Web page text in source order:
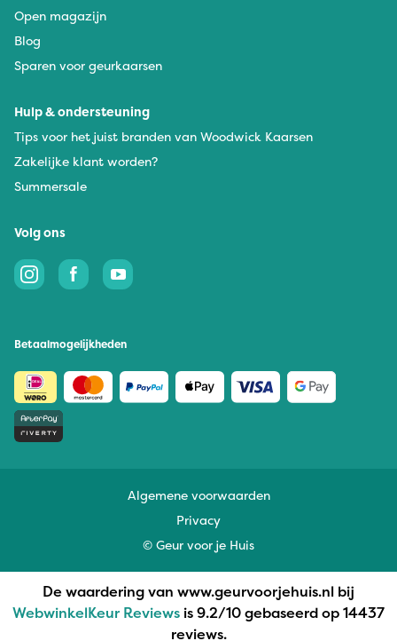
Open magazijn
Blog
Sparen voor geurkaarsen
Hulp & ondersteuning
Tips voor het juist branden van Woodwick Kaarsen
Zakelijke klant worden?
Summersale
Volg ons
Betaalmogelijkheden
Algemene voorwaarden
Privacy
© Geur voor je Huis
De waardering van www.geurvoorjehuis.nl bij
WebwinkelKeur Reviews is 9.2/10 gebaseerd op 14437
reviews.